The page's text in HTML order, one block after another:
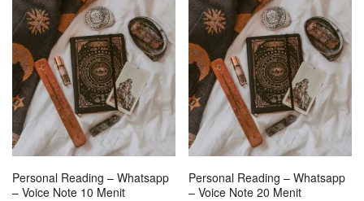
Personal Reading – Whatsapp
– Voice Note 10 Menit
Personal Reading – Whatsapp
– Voice Note 20 Menit